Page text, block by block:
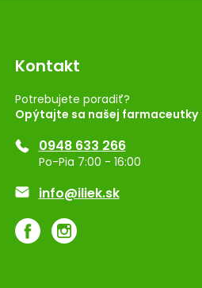
Kontakt
Potrebujete poradiť?
Opýtajte sa našej farmaceutky
0948 633 266
Po-Pia 7:00 - 16:00
info@iliek.sk